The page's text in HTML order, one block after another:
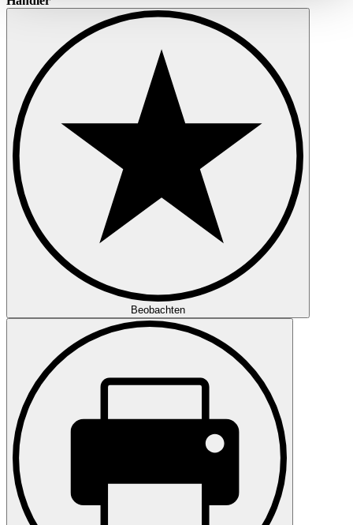
haben oder die sie im Rahmen Ihrer Nutzung der Dienste
gesammelt haben.Datenschutzerklärung
Beobachten